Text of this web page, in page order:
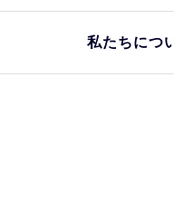
私たちにつ